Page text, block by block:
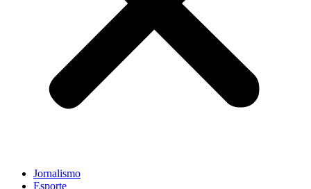
Jornalismo
Esporte